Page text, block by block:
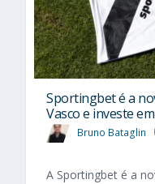
Sportingbet é a
Vasco e investe
Bruno Bataglin
A Sportingbet é a